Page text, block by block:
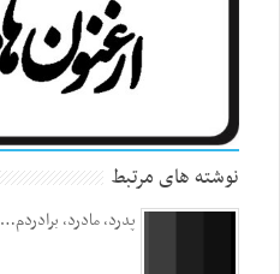
نوشته های مرتبط
پدرد، مادرد، برادردم…